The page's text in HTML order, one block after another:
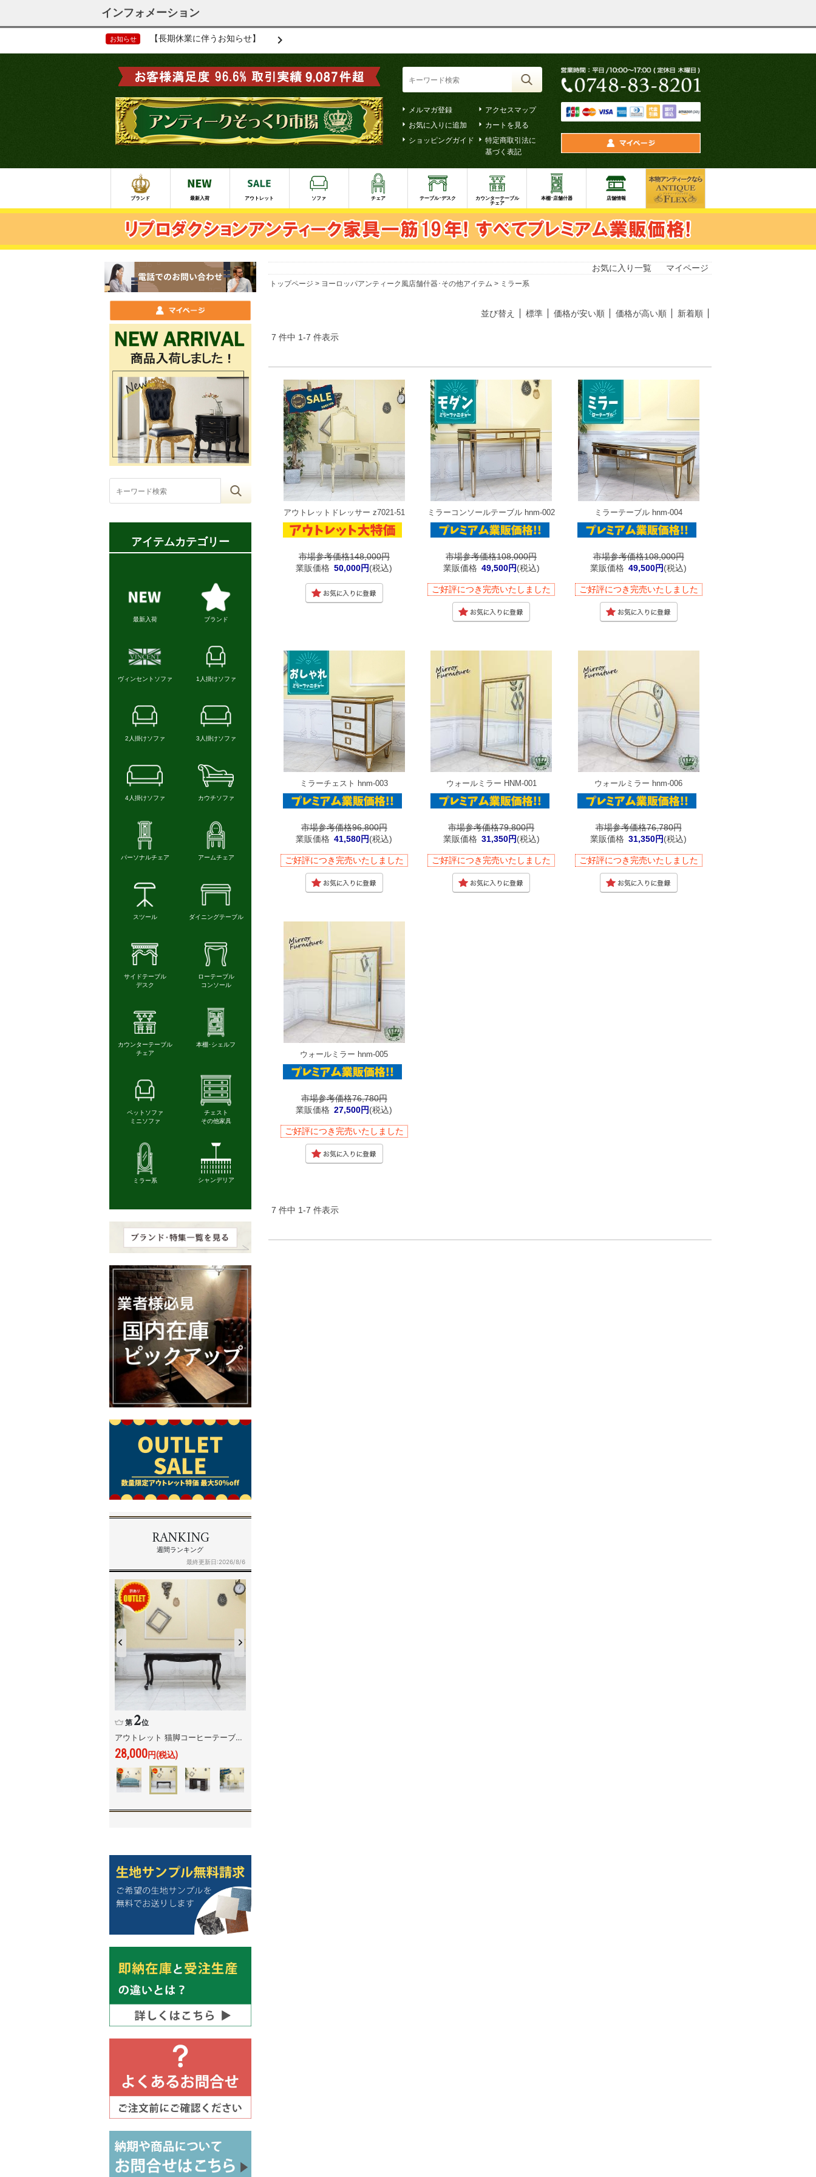
お気に入り一覧 マイページ
トップページ > ヨーロッパアンティーク風店舗什器･その他アイテム > ミラー系
並び替え 標準 価格が安い順 価格が高い順 新着順
7 件中 1-7 件表示
アウトレットドレッサー z7021-51
市場参考価格148,000円
業販価格 50,000円(税込)
ミラーコンソールテーブル hnm-002
市場参考価格108,000円
業販価格 49,500円(税込)
ご好評につき完売いたしました
ミラーテーブル hnm-004
市場参考価格108,000円
業販価格 49,500円(税込)
ご好評につき完売いたしました
ミラーチェスト hnm-003
市場参考価格96,800円
業販価格 41,580円(税込)
ご好評につき完売いたしました
ウォールミラー HNM-001
市場参考価格79,800円
業販価格 31,350円(税込)
ご好評につき完売いたしました
ウォールミラー hnm-006
市場参考価格76,780円
業販価格 31,350円(税込)
ご好評につき完売いたしました
ウォールミラー hnm-005
市場参考価格76,780円
業販価格 27,500円(税込)
ご好評につき完売いたしました
7 件中 1-7 件表示